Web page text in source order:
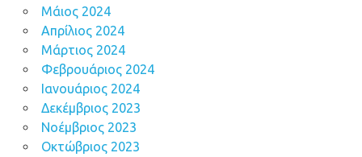
Μάιος 2024
Απρίλιος 2024
Μάρτιος 2024
Φεβρουάριος 2024
Ιανουάριος 2024
Δεκέμβριος 2023
Νοέμβριος 2023
Οκτώβριος 2023